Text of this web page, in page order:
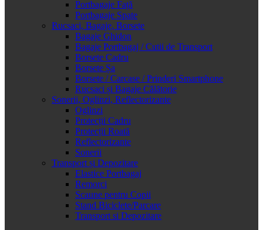
Portbagaje Față
Portbagaje Spate
Rucsaci, Bagaje, Borsete
Bagaje Ghidon
Bagaje Portbagaj / Cutii de Transport
Borsete Cadru
Borsete Șa
Borsete / Carcase / Prinderi Smartphone
Rucsaci și Bagaje Călătorie
Sonerii, Oglinzi, Reflectorizante
Oglinzi
Protecții Cadru
Protecții Roată
Reflectorizante
Sonerii
Transport și Depozitare
Elastice Portbagaj
Remorci
Scaune pentru Copii
Stand Biciclete/Parcare
Transport si Depozitare